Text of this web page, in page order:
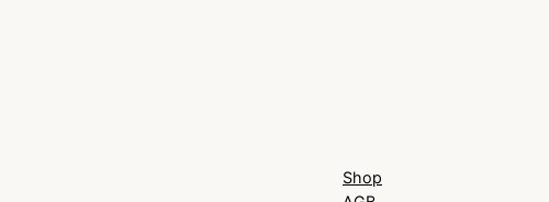
Shop